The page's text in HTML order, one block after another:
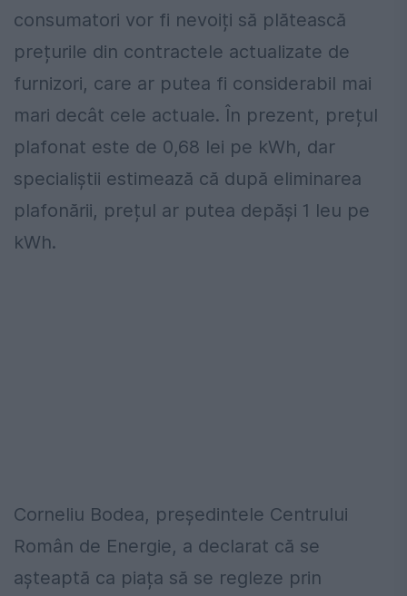
consumatori vor fi nevoiți să plătească
prețurile din contractele actualizate de
furnizori, care ar putea fi considerabil mai
mari decât cele actuale. În prezent, prețul
plafonat este de 0,68 lei pe kWh, dar
specialiștii estimează că după eliminarea
plafonării, prețul ar putea depăși 1 leu pe
kWh.
Corneliu Bodea, președintele Centrului
Român de Energie, a declarat că se
așteaptă ca piața să se regleze prin